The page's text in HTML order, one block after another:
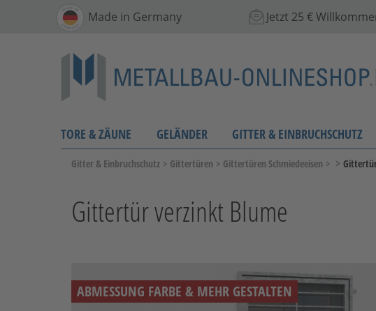
Made in Germany Jetzt 25 €
TORE & ZÄUNE GELÄNDER GITTER & EINBRUCHSCHUTZ
Gitter & Einbruchschutz > Gittertüren > Gittertüren Schmiedeeisen > >
Gittertür verzinkt Blume
ABMESSUNG FARBE & MEHR GESTALTEN